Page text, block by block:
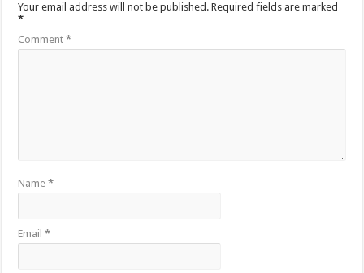
Your email address will not be published. Required fields are marked
*
Comment*
Name*
Email*